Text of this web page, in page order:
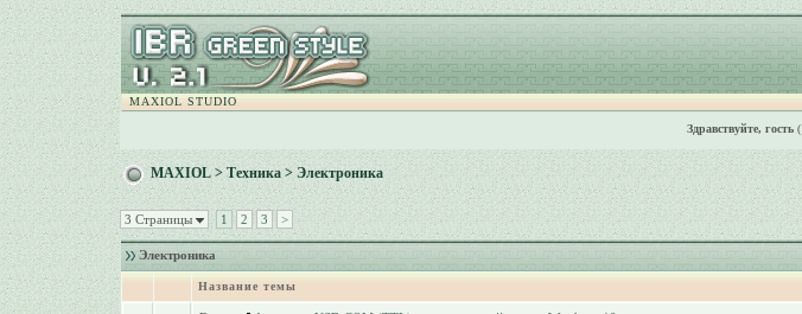
MAXIOL STUDIO
Здравствуйте, гость(
MAXIOL>Техника>Электроника
3 Страницы 1 2 3 >
Электроника
Название темы